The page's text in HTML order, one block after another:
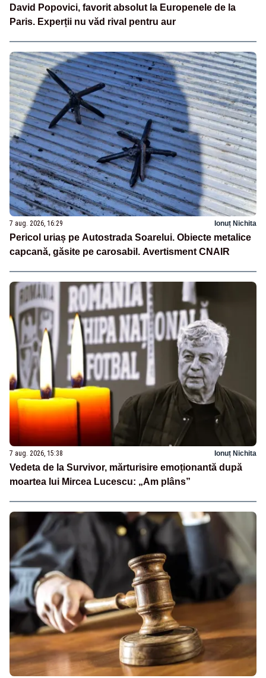
David Popovici, favorit absolut la Europenele de la
Paris. Experții nu văd rival pentru aur
7 aug. 2026, 16:29 Ionuț Nichita
Pericol uriaș pe Autostrada Soarelui. Obiecte metalice
capcană, găsite pe carosabil. Avertisment CNAIR
7 aug. 2026, 15:38 Ionuț Nichita
Vedeta de la Survivor, mărturisire emoționantă după
moartea lui Mircea Lucescu: „Am plâns”